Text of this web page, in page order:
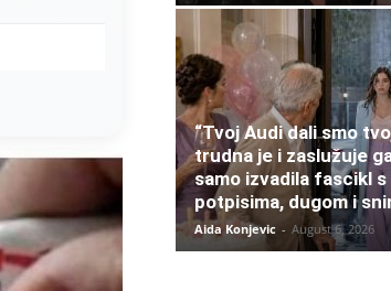
“Tvoj Audi dali smo
trudna je i zaslužuje
samo izvadila fascikl
potpisima, dugom i
Aida Konjevic - August 6, 2026